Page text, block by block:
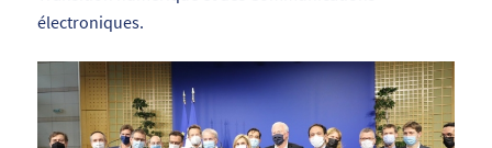
électroniques.